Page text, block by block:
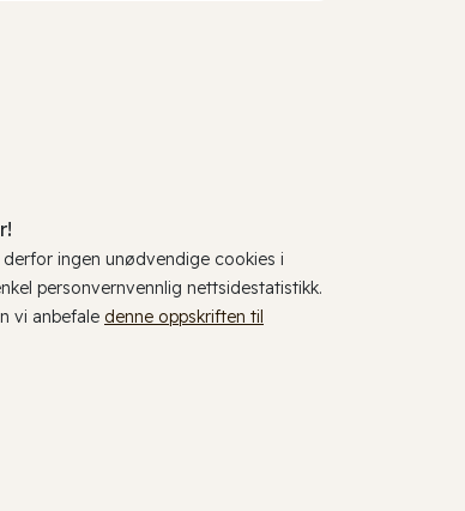
ingen unødvendige cookies i
personvernvennlig nettsidestatistikk.
vi anbefale denne oppskriften til